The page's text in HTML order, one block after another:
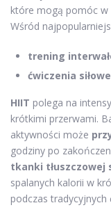
które mogą pomóc w
Wśród
trening
ćwiczenia siłowe
HIIT polega na
krótkimi przerwami.
aktywności może
godziny po
tkanki
spalanych kalorii w
podczas tradycyjnych